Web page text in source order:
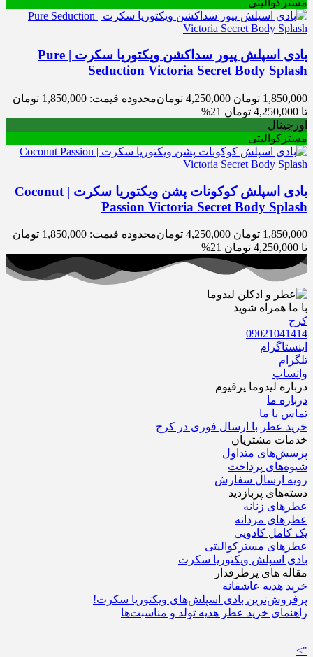
بادی اسپلش پیور سداکشن ویکتوریا سکرت | Pure
Seduction Victoria Secret Body Splash
1,850,000 تومان 4,250,000 تومان
محدوده قیمت: 1,850,000 تومان
تا 4,250,000 تومان
21%
اورجینال
مسترکوالیتی
بادی اسپلش کوکونات پشن ویکتوریا سکرت | Coconut
Passion Victoria Secret Body Splash
1,850,000 تومان 4,250,000 تومان
محدوده قیمت: 1,850,000 تومان
تا 4,250,000 تومان
21%
با ما همراه شوید
کرج
09021041414
اینستاگرام
تلگرام
واتساپ
درباره‌ لیدوما پرفیوم
درباره‌ ما
تماس با ما
خرید عطر با ارسال فوری در کرج
خدمات مشتریان
پرسش‌های متداول
شیوه‌های پرداخت
رویه ارسال سفارش‌
دسته‌های پربازدید
عطرهای زنانه
عطرهای مردانه
پک کامل کادویی
عطرهای مسترکوالیتی
بادی اسپلش ویکتوریا سکرت
مقاله های پرطرفدار
خرید هدیه عاشقانه
پرفروش‌ترین بادی اسپلش‌های ویکتوریا سکرت!
راهنمای خرید عطر هدیه تولد و مناسبت‌ها
">